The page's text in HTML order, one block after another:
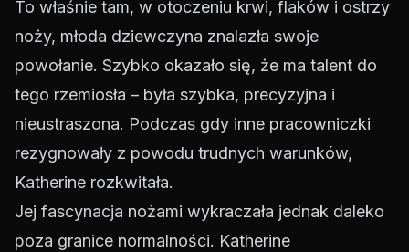
To właśnie tam, w otoczeniu krwi, flaków i ostrzy
noży, młoda dziewczyna znalazła swoje
powołanie. Szybko okazało się, że ma talent do
tego rzemiosła – była szybka, precyzyjna i
nieustraszona. Podczas gdy inne pracowniczki
rezygnowały z powodu trudnych warunków,
Katherine rozkwitała.
Jej fascynacja nożami wykraczała jednak daleko
poza granice normalności. Katherine